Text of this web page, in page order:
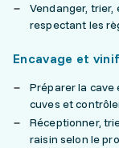
Vendanger,
respectant les
Encavage et
Préparer la cave
cuves et
Réceptionner,
raisin selon le